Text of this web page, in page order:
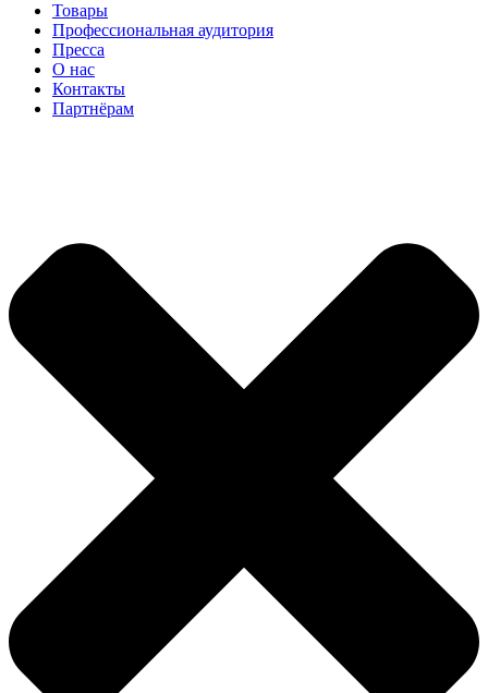
Товары
Профессиональная аудитория
Пресса
О нас
Контакты
Партнёрам